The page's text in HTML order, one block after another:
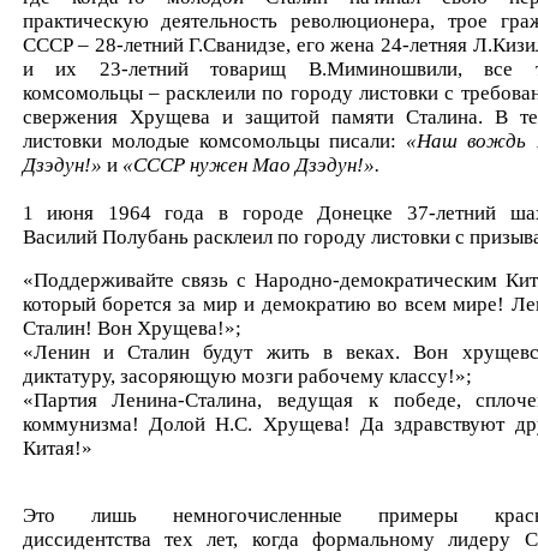
практическую деятельность революционера, трое
СССР – 28-летний Г.Сванидзе, его жена 24-летняя
и их 23-летний товарищ В.Миминошвили, все
комсомольцы – расклеили по городу листовки с
свержения Хрущева и защитой памяти Сталина. В
листовки молодые комсомольцы писали: «Наш вождь
Дзэдун!» и «СССР нужен Мао Дзэдун!».
1 июня 1964 года в городе Донецке 37-летний
Василий Полубань расклеил по городу листовки с
«Поддерживайте связь с Народно-демократическим
который борется за мир и демократию во всем мире!
Сталин! Вон Хрущева!»;
«Ленин и Сталин будут жить в веках. Вон
диктатуру, засоряющую мозги рабочему классу!»;
«Партия Ленина-Сталина, ведущая к победе,
коммунизма! Долой Н.С. Хрущева! Да здравствуют
Китая!»
Это лишь немногочисленные примеры
диссидентства тех лет, когда формальному лидеру